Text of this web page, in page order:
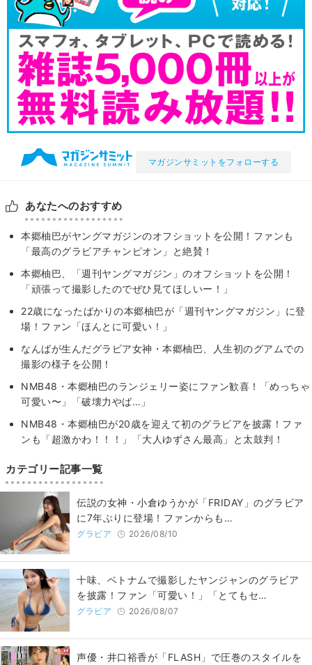
マガジンサミットをフォローする
あなたへのおすすめ
本郷柚巴がヤングマガジンのオフショットを公開！ファンも
「最高のグラビアチャンピオン」と絶賛！
本郷柚巴、「週刊ヤングマガジン」のオフショットを公開！
「頑張って撮影したのでぜひ見てほしいー！」
22歳になったばかりの本郷柚巴が「週刊ヤングマガジン」に登
場！ファン「ほんとに可愛い！」
なんばが生んだグラビア女神・本郷柚巴、人生初のグアムでの
撮影の様子を公開！
NMB48・本郷柚巴のランジェリー姿にファン歓喜！「めっちゃ
可愛い〜」「破壊力やば…」
NMB48・本郷柚巴が20歳を迎えて初のグラビアを披露！ファ
ンも「超激かわ！！！」「大人ゆずさん最高」と太鼓判！
カテゴリー記事一覧
伝説の女神・小倉ゆうかが「FRIDAY」のグラビア
に7年ぶりに登場！ファンからも…
グラビア 2026/08/10
十味、ベトナムで撮影したヤンジャンのグラビア
を披露！ファン「可愛い！」「とてもセ…
グラビア 2026/08/07
声優・井口裕香が「FLASH」で圧巻のスタイルを